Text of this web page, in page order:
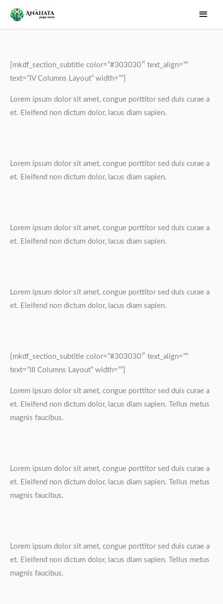
Main
Menu
[mkdf_section_subtitle color=”#303030″ text_align=””
text=”IV Columns Layout” width=””]
Lorem ipsum dolor sit amet, congue porttitor sed duis curae a
et. Eleifend non dictum dolor, lacus diam sapien.
Lorem ipsum dolor sit amet, congue porttitor sed duis curae a
et. Eleifend non dictum dolor, lacus diam sapien.
Lorem ipsum dolor sit amet, congue porttitor sed duis curae a
et. Eleifend non dictum dolor, lacus diam sapien.
Lorem ipsum dolor sit amet, congue porttitor sed duis curae a
et. Eleifend non dictum dolor, lacus diam sapien.
[mkdf_section_subtitle color=”#303030″ text_align=””
text=”III Columns Layout” width=””]
Lorem ipsum dolor sit amet, congue porttitor sed duis curae a
et. Eleifend non dictum dolor, lacus diam sapien. Tellus metus
magnis faucibus.
Lorem ipsum dolor sit amet, congue porttitor sed duis curae a
et. Eleifend non dictum dolor, lacus diam sapien. Tellus metus
magnis faucibus.
Lorem ipsum dolor sit amet, congue porttitor sed duis curae a
et. Eleifend non dictum dolor, lacus diam sapien. Tellus metus
magnis faucibus.